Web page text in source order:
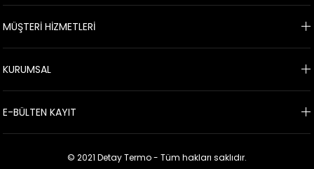
MÜŞTERİ HİZMETLERİ
KURUMSAL
E-BÜLTEN KAYIT
© 2021 Detay Termo - Tüm hakları saklıdır.